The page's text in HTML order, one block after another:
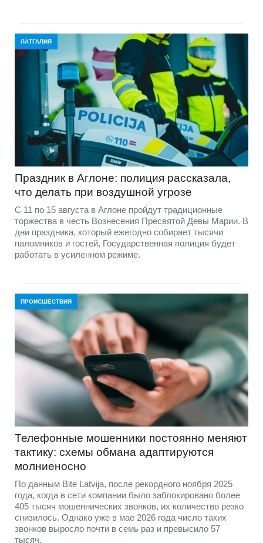
ЛАТГАЛИЯ
Праздник в Аглоне: полиция рассказала,
что делать при воздушной угрозе
С 11 по 15 августа в Аглоне пройдут традиционные
торжества в честь Вознесения Пресвятой Девы Марии. В
дни праздника, который ежегодно собирает тысячи
паломников и гостей, Государственная полиция будет
работать в усиленном режиме.
ПРОИСШЕСТВИЯ
Телефонные мошенники постоянно меняют
тактику: схемы обмана адаптируются
молниеносно
По данным Bite Latvija, после рекордного ноября 2025
года, когда в сети компании было заблокировано более
405 тысяч мошеннических звонков, их количество резко
снизилось. Однако уже в мае 2026 года число таких
звонков выросло почти в семь раз и превысило 57
тысяч.